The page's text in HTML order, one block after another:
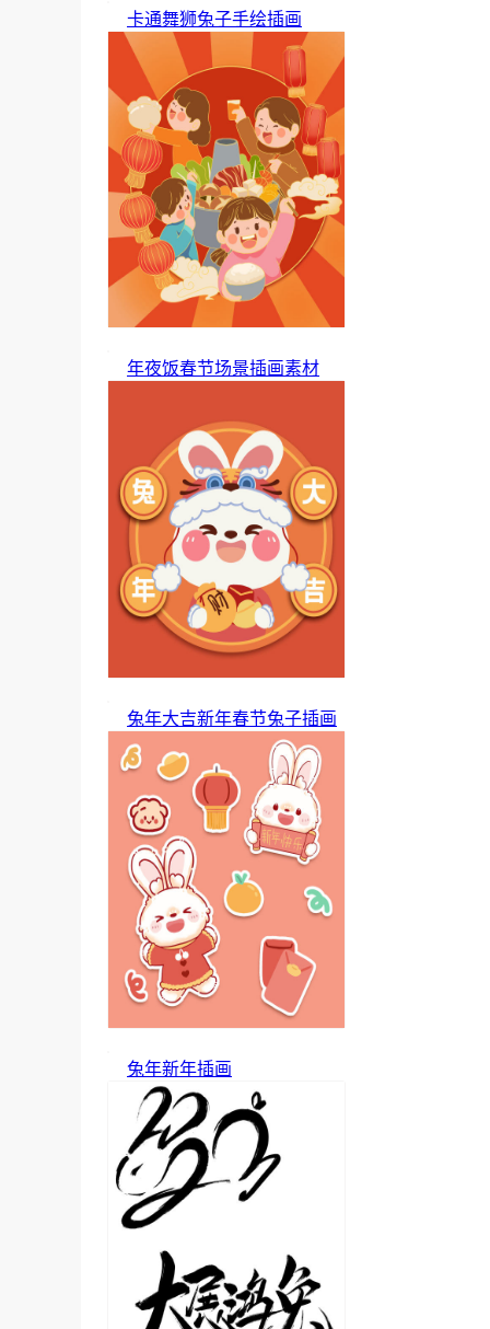
卡通舞狮兔子手绘插画
年夜饭春节场景插画素材
兔年大吉新年春节兔子插画
兔年新年插画